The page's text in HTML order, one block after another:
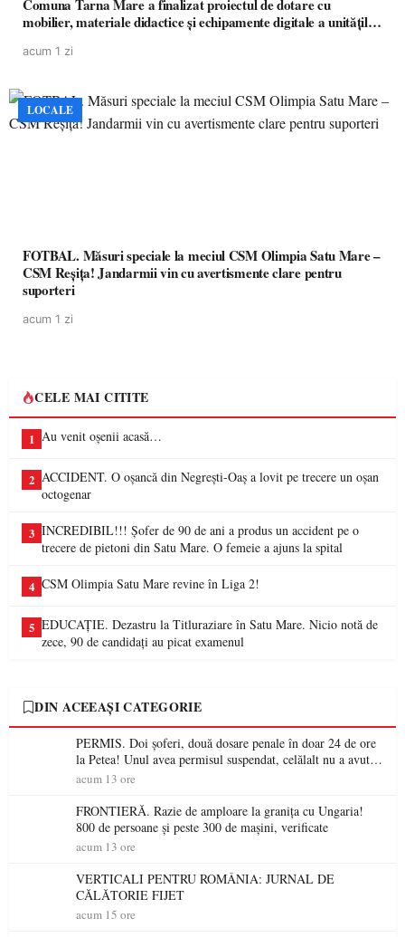
Comuna Tarna Mare a finalizat proiectul de dotare cu
mobilier, materiale didactice și echipamente digitale a unităților
acum 1 zi
LOCALE
FOTBAL. Măsuri speciale la meciul CSM Olimpia Satu Mare –
CSM Reșița! Jandarmii vin cu avertismente clare pentru
suporteri
acum 1 zi
CELE MAI CITITE
1 Au venit oșenii acasă…
2 ACCIDENT. O oșancă din Negrești-Oaș a lovit pe trecere un oșan
octogenar
3 INCREDIBIL!!! Șofer de 90 de ani a produs un accident pe o
trecere de pietoni din Satu Mare. O femeie a ajuns la spital
4 CSM Olimpia Satu Mare revine în Liga 2!
5 EDUCAȚIE. Dezastru la Titluraziare în Satu Mare. Nicio notă de
zece, 90 de candidați au picat examenul
DIN ACEEAȘI CATEGORIE
PERMIS. Doi șoferi, două dosare penale în doar 24 de ore
la Petea! Unul avea permisul suspendat, celălalt nu a avut
niciodată permis
acum 13 ore
FRONTIERĂ. Razie de amploare la granița cu Ungaria!
800 de persoane și peste 300 de mașini, verificate
acum 13 ore
VERTICALI PENTRU ROMÂNIA: JURNAL DE
CĂLĂTORIE FIJET
acum 15 ore